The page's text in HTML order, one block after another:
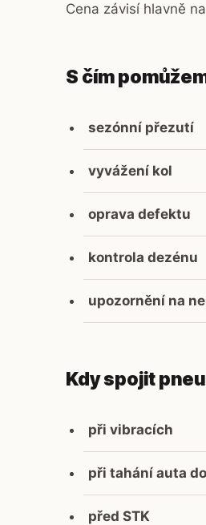
Cena závisí hlavně
S čím
sezónní přezutí
vyvážení kol
oprava defektu
kontrola dezénu
upozornění na
Kdy spojit
při vibracích
při tahání auta
před STK